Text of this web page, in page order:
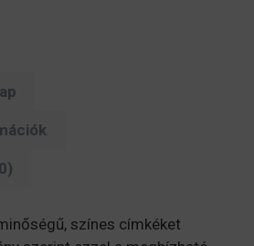
színes címkéket